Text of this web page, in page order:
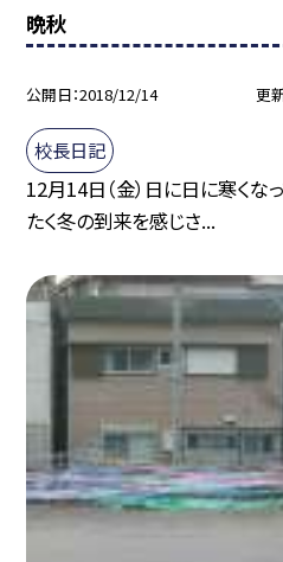
晩秋
公開日 2018/12/14 更
校長日記
12月14日（金）日に日に寒くな
たく冬の到来を感じさ...